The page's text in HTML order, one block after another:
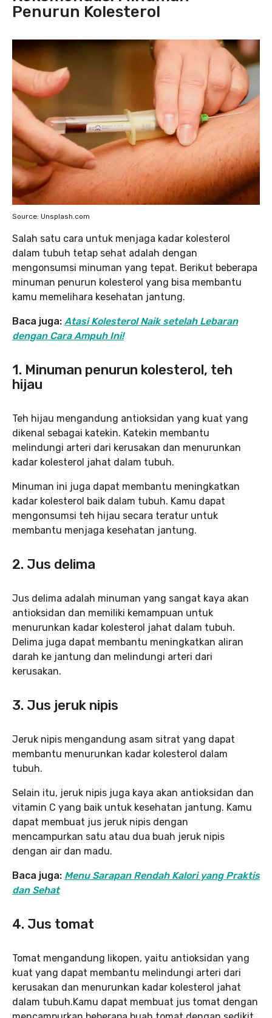
Penurun Kolesterol
Source: Unsplash.com
Salah satu cara untuk menjaga kadar kolesterol
dalam tubuh tetap sehat adalah dengan
mengonsumsi minuman yang tepat. Berikut beberapa
minuman penurun kolesterol yang bisa membantu
kamu memelihara kesehatan jantung.
Baca juga: Atasi Kolesterol Naik setelah Lebaran
dengan Cara Ampuh Ini!
1. Minuman penurun kolesterol, teh
hijau
Teh hijau mengandung antioksidan yang kuat yang
dikenal sebagai katekin. Katekin membantu
melindungi arteri dari kerusakan dan menurunkan
kadar kolesterol jahat dalam tubuh.
Minuman ini juga dapat membantu meningkatkan
kadar kolesterol baik dalam tubuh. Kamu dapat
mengonsumsi teh hijau secara teratur untuk
membantu menjaga kesehatan jantung.
2. Jus delima
Jus delima adalah minuman yang sangat kaya akan
antioksidan dan memiliki kemampuan untuk
menurunkan kadar kolesterol jahat dalam tubuh.
Delima juga dapat membantu meningkatkan aliran
darah ke jantung dan melindungi arteri dari
kerusakan.
3. Jus jeruk nipis
Jeruk nipis mengandung asam sitrat yang dapat
membantu menurunkan kadar kolesterol dalam
tubuh.
Selain itu, jeruk nipis juga kaya akan antioksidan dan
vitamin C yang baik untuk kesehatan jantung. Kamu
dapat membuat jus jeruk nipis dengan
mencampurkan satu atau dua buah jeruk nipis
dengan air dan madu.
Baca juga: Menu Sarapan Rendah Kalori yang Praktis
dan Sehat
4. Jus tomat
Tomat mengandung likopen, yaitu antioksidan yang
kuat yang dapat membantu melindungi arteri dari
kerusakan dan menurunkan kadar kolesterol jahat
dalam tubuh.Kamu dapat membuat jus tomat dengan